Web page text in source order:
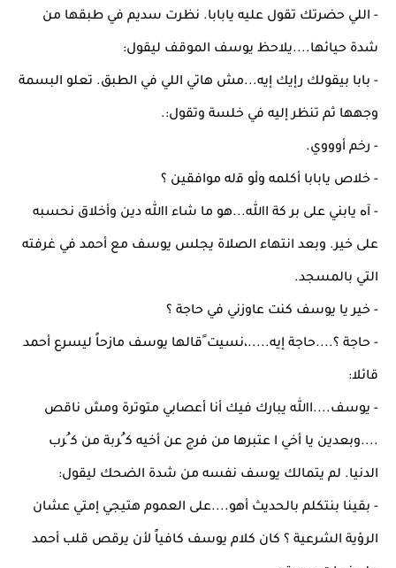
- اﻟﻠﻲ ﺣﻀﺮﺗﻚ ﺗﻘﻮل ﻋﻠﻴﻪ ﻳﺎﺑﺎﺑﺎ. ﻧﻈﺮت ﺳﺪﻳﻢ ﻓﻲ ﻃﺒﻘﻬﺎ ﻣﻦ
ﺷﺪة ﺣﻴﺎﺋﻬﺎ....ﻳﻼﺣﻆ ﻳﻮﺳﻒ اﻟﻤﻮﻗﻒ ﻟﻴﻘﻮل:
- ﺑﺎﺑﺎ ﺑﻴﻘﻮﻟﻚ رإﻳﻚ إﻳﻪ...ﻣﺶ ﻫﺎﺗﻲ اﻟﻠﻲ ﻓﻲ اﻟﻄﺒﻖ. ﺗﻌﻠﻮ اﻟﺒﺴﻤﺔ
وﺟﻬﻬﺎ ﺛﻢ ﺗﻨﻈﺮ إﻟﻴﻪ ﻓﻲ ﺧﻠﺴﺔ وﺗﻘﻮل:.
- رﺧﻢ أوووي.
- ﺧﻼص ﻳﺎﺑﺎﺑﺎ أﻛﻠﻤﻪ وأﻮ ﻗﻟﻪ ﻣﻮاﻓﻘﻴﻦ ؟
- آﻩ ﻳﺎﺑﻨﻲ ﻋﻠﻰ ﺑﺮ ﻛﺔ اﷲ...ﻫﻮ ﻣﺎ ﺷﺎء اﷲ دﻳﻦ وأﺧﻼق ﻧﺤﺴﺒﻪ
ﻋﻠﻰ ﺧﻴﺮ. وﺑﻌﺪ اﻧﺘﻬﺎء اﻟﺼﻼة ﻳﺠﻠﺲ ﻳﻮﺳﻒ ﻣﻊ أﺣﻤﺪ ﻓﻲ ﻏﺮﻓﺘﻪ
اﻟﺘﻲ ﺑﺎﻟﻤﺴﺠﺪ.
- ﺧﻴﺮ ﻳﺎ ﻳﻮﺳﻒ ﻛﻨﺖ ﻋﺎوزﻧﻲ ﻓﻲ ﺣﺎﺟﺔ ؟
- ﺣﺎﺟﺔ ؟....ﺣﺎﺟﺔ إﻳﻪ.....،ﻧﺴﻴﺖ ًﻗﺎﻟﻬﺎ ﻳﻮﺳﻒ ﻣﺎزﺣﺎً ﻟﻴﺴﺮع أﺣﻤﺪ
ﻗﺎﺋﻼ:
- ﻳﻮﺳﻒ....اﷲ ﻳﺒﺎرك ﻓﻴﻚ أﻧﺎ أﻋﺼﺎﺑﻲ ﻣﺘﻮﺗﺮة وﻣﺶ ﻧﺎﻗﺺ
....وﺑﻌﺪﻳﻦ ﻳﺎ أﺧﻲ ا ﻋﺘﺒﺮﻫﺎ ﻣﻦ ﻓﺮج ﻋﻦ أﺧﻴﻪ ﻛ ُﺮﺑﺔ ﻣﻦ ﻛ ُﺮب
اﻟﺪﻧﻴﺎ. ﻟﻢ ﻳﺘﻤﺎﻟﻚ ﻳﻮﺳﻒ ﻧﻔﺴﻪ ﻣﻦ ﺷﺪة اﻟﻀﺤﻚ ﻟﻴﻘﻮل:
- ﺑﻘﻴﻨﺎ ﺑﻨﺘﻜﻠﻢ ﺑﺎﻟﺤﺪﻳﺚ أﻫﻮ....ﻋﻠﻰ اﻟﻌﻤﻮم ﻫﺘﻴﺠﻲ إﻣﺘﻲ ﻋﺸﺎن
اﻟﺮؤﻳﺔ اﻟﺸﺮﻋﻴﺔ ؟ ﻛﺎن ﻛﻼم ﻳﻮﺳﻒ ﻛﺎﻓﻴﺎً ﻷن ﻳﺮﻗﺺ ﻗﻠﺐ أﺣﻤﺪ